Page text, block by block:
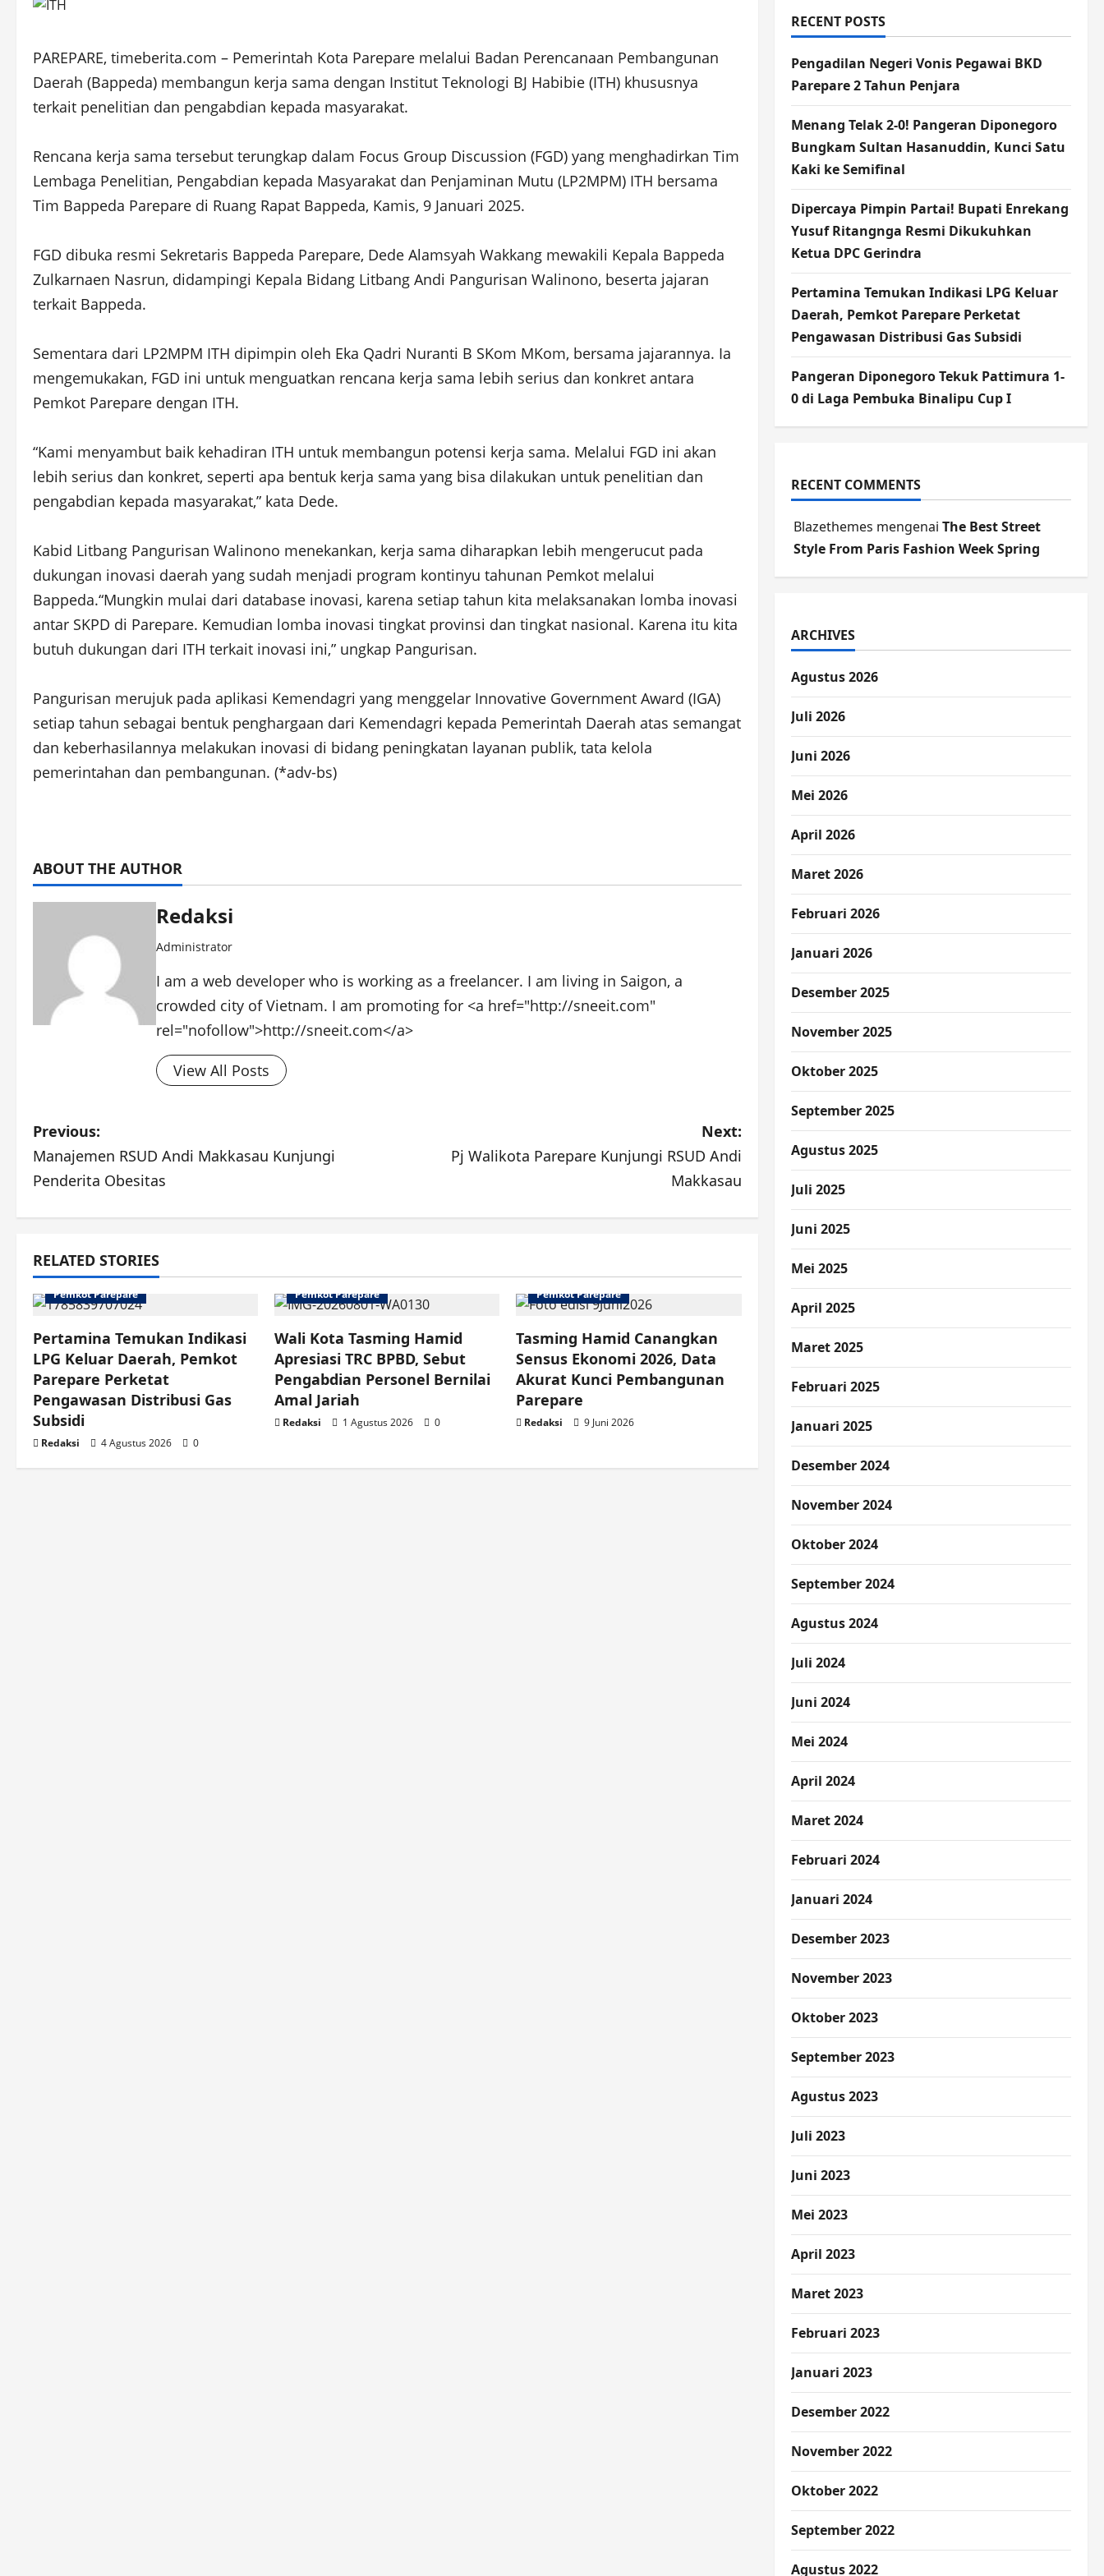
PAREPARE, timeberita.com – Pemerintah Kota Parepare melalui Badan Perencanaan Pembangunan
Daerah (Bappeda) membangun kerja sama dengan Institut Teknologi BJ Habibie (ITH) khususnya
terkait penelitian dan pengabdian kepada masyarakat.
Rencana kerja sama tersebut terungkap dalam Focus Group Discussion (FGD) yang menghadirkan Tim
Lembaga Penelitian, Pengabdian kepada Masyarakat dan Penjaminan Mutu (LP2MPM) ITH bersama
Tim Bappeda Parepare di Ruang Rapat Bappeda, Kamis, 9 Januari 2025.
FGD dibuka resmi Sekretaris Bappeda Parepare, Dede Alamsyah Wakkang mewakili Kepala Bappeda
Zulkarnaen Nasrun, didampingi Kepala Bidang Litbang Andi Pangurisan Walinono, beserta jajaran
terkait Bappeda.
Sementara dari LP2MPM ITH dipimpin oleh Eka Qadri Nuranti B SKom MKom, bersama jajarannya. Ia
mengemukakan, FGD ini untuk menguatkan rencana kerja sama lebih serius dan konkret antara
Pemkot Parepare dengan ITH.
“Kami menyambut baik kehadiran ITH untuk membangun potensi kerja sama. Melalui FGD ini akan
lebih serius dan konkret, seperti apa bentuk kerja sama yang bisa dilakukan untuk penelitian dan
pengabdian kepada masyarakat,” kata Dede.
Kabid Litbang Pangurisan Walinono menekankan, kerja sama diharapkan lebih mengerucut pada
dukungan inovasi daerah yang sudah menjadi program kontinyu tahunan Pemkot melalui
Bappeda.“Mungkin mulai dari database inovasi, karena setiap tahun kita melaksanakan lomba inovasi
antar SKPD di Parepare. Kemudian lomba inovasi tingkat provinsi dan tingkat nasional. Karena itu kita
butuh dukungan dari ITH terkait inovasi ini,” ungkap Pangurisan.
Pangurisan merujuk pada aplikasi Kemendagri yang menggelar Innovative Government Award (IGA)
setiap tahun sebagai bentuk penghargaan dari Kemendagri kepada Pemerintah Daerah atas semangat
dan keberhasilannya melakukan inovasi di bidang peningkatan layanan publik, tata kelola
pemerintahan dan pembangunan. (*adv-bs)
ABOUT THE AUTHOR
Redaksi
Administrator
I am a web developer who is working as a freelancer. I am living in Saigon, a
crowded city of Vietnam. I am promoting for <a href="http://sneeit.com"
rel="nofollow">http://sneeit.com</a>
View All Posts
Post
navigation
Previous:
Manajemen RSUD Andi Makkasau Kunjungi
Penderita Obesitas
Next:
Pj Walikota Parepare Kunjungi RSUD Andi
Makkasau
RELATED STORIES
Pemkot Parepare
Pertamina Temukan Indikasi
LPG Keluar Daerah, Pemkot
Parepare Perketat
Pengawasan Distribusi Gas
Subsidi
Redaksi 4 Agustus 2026 0
Pemkot Parepare
Wali Kota Tasming Hamid
Apresiasi TRC BPBD, Sebut
Pengabdian Personel Bernilai
Amal Jariah
Redaksi 1 Agustus 2026 0
Pemkot Parepare
Tasming Hamid Canangkan
Sensus Ekonomi 2026, Data
Akurat Kunci Pembangunan
Parepare
Redaksi 9 Juni 2026
RECENT POSTS
Pengadilan Negeri Vonis Pegawai BKD
Parepare 2 Tahun Penjara
Menang Telak 2-0! Pangeran Diponegoro
Bungkam Sultan Hasanuddin, Kunci Satu
Kaki ke Semifinal
Dipercaya Pimpin Partai! Bupati Enrekang
Yusuf Ritangnga Resmi Dikukuhkan
Ketua DPC Gerindra
Pertamina Temukan Indikasi LPG Keluar
Daerah, Pemkot Parepare Perketat
Pengawasan Distribusi Gas Subsidi
Pangeran Diponegoro Tekuk Pattimura 1-
0 di Laga Pembuka Binalipu Cup I
RECENT COMMENTS
Blazethemes mengenai The Best Street
Style From Paris Fashion Week Spring
ARCHIVES
Agustus 2026
Juli 2026
Juni 2026
Mei 2026
April 2026
Maret 2026
Februari 2026
Januari 2026
Desember 2025
November 2025
Oktober 2025
September 2025
Agustus 2025
Juli 2025
Juni 2025
Mei 2025
April 2025
Maret 2025
Februari 2025
Januari 2025
Desember 2024
November 2024
Oktober 2024
September 2024
Agustus 2024
Juli 2024
Juni 2024
Mei 2024
April 2024
Maret 2024
Februari 2024
Januari 2024
Desember 2023
November 2023
Oktober 2023
September 2023
Agustus 2023
Juli 2023
Juni 2023
Mei 2023
April 2023
Maret 2023
Februari 2023
Januari 2023
Desember 2022
November 2022
Oktober 2022
September 2022
Agustus 2022